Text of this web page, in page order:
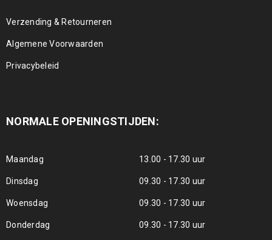
Verzending & Retourneren
Algemene Voorwaarden
Privacybeleid
NORMALE OPENINGSTIJDEN:
Maandag 13.00 - 17.30 uur
Dinsdag 09.30 - 17.30 uur
Woensdag 09.30 - 17.30 uur
Donderdag 09.30 - 17.30 uur